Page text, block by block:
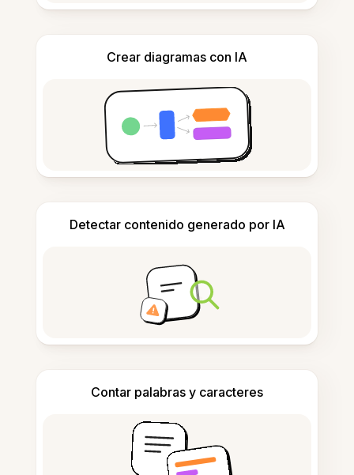
Crear diagramas con IA
Detectar contenido generado por IA
Contar palabras y caracteres